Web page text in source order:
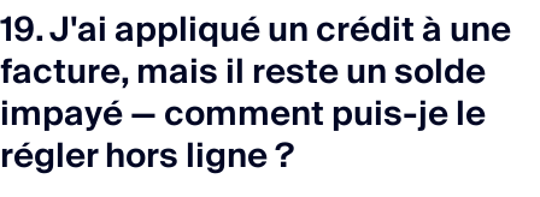
19. J'ai appliqué un crédit à une
facture, mais il reste un solde
impayé — comment puis-je le
régler hors ligne ?